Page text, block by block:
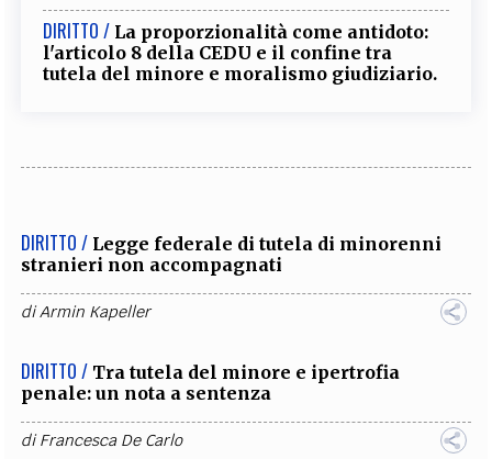
DIRITTO / La proporzionalità come antidoto:
l'articolo 8 della CEDU e il confine tra
tutela del minore e moralismo giudiziario.
DIRITTO / Legge federale di tutela di minorenni
stranieri non accompagnati
diArmin Kapeller
DIRITTO / Tra tutela del minore e ipertrofia
penale: un nota a sentenza
diFrancesca De Carlo